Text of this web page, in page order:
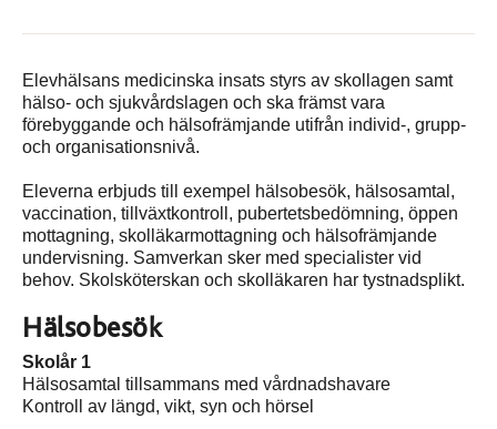
Elevhälsans medicinska insats styrs av skollagen samt
hälso- och sjukvårdslagen och ska främst vara
förebyggande och hälsofrämjande utifrån individ-, grupp-
och organisationsnivå.
Eleverna erbjuds till exempel hälsobesök, hälsosamtal,
vaccination, tillväxtkontroll, pubertetsbedömning, öppen
mottagning, skolläkarmottagning och hälsofrämjande
undervisning. Samverkan sker med specialister vid
behov. Skolsköterskan och skolläkaren har tystnadsplikt.
Hälsobesök
Skolår 1
Hälsosamtal tillsammans med vårdnadshavare
Kontroll av längd, vikt, syn och hörsel